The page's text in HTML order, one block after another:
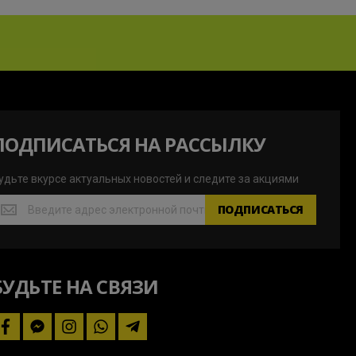
НА РАССЫЛКУ
вкурсе актуальных новостей и следите за акциями
ПОДПИСАТЬСЯ
НА СВЯЗИ
facebookfacebook-
messenger
instagram
whatsapptelegram-
plane